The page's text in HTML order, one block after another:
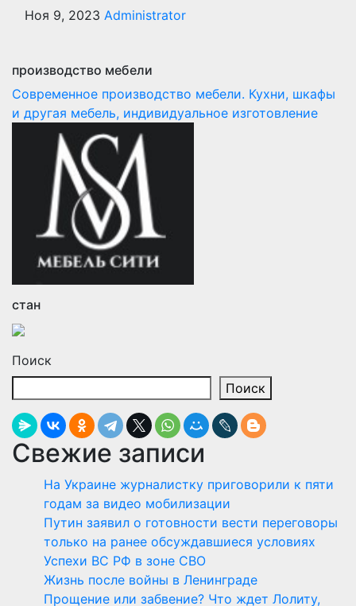
Ноя 9, 2023 Administrator
производство мебели
Современное производство мебели. Кухни, шкафы
и другая мебель, индивидуальное изготовление
стан
Поиск
Поиск
Свежие записи
На Украине журналистку приговорили к пяти
годам за видео мобилизации
Путин заявил о готовности вести переговоры
только на ранее обсуждавшиеся условиях
Успехи ВС РФ в зоне СВО
Жизнь после войны в Ленинграде
Прощение или забвение? Что ждет Лолиту,